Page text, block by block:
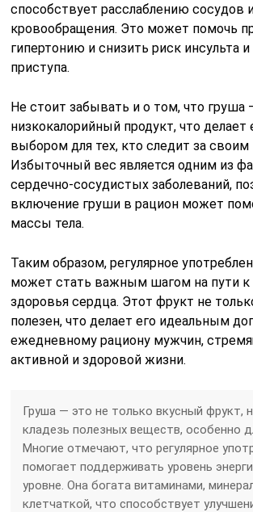
способствует расслаблению сосудов
кровообращения. Это может помочь
гипертонию и снизить риск инсульта
приступа.
Не стоит забывать и о том, что груша
низкокалорийный продукт, что
выбором для тех, кто следит за своим
Избыточный вес является одним из
сердечно-сосудистых заболеваний,
включение груши в рацион может
массы тела.
Таким образом, регулярное
может стать важным шагом на пути
здоровья сердца. Этот фрукт не
полезен, что делает его идеальным
ежедневному рациону мужчин,
активной и здоровой жизни.
Груша — это не только вкусный фрукт,
кладезь полезных веществ, особенно
Многие отмечают, что регулярное
помогает поддерживать уровень
уровне. Она богата витаминами,
клетчаткой, что способствует